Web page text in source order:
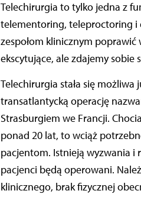
Telechirurgia to tylko jedna z
telementoring, teleproctoring i
zespołom klinicznym poprawić
ekscytujące, ale zdajemy sobie
Telechirurgia stała się
transatlantycką operację
Strasburgiem we Francji.
ponad 20 lat, to wciąż
pacjentom. Istnieją wyzwania i
pacjenci będą operowani.
klinicznego, brak fizycznej